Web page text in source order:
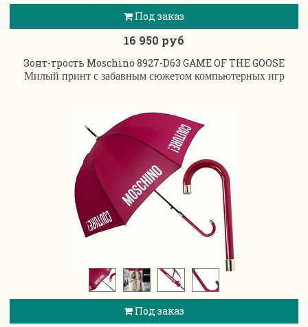
Под заказ
16 950 руб
Зонт-трость Moschino 8927-D63 GAME OF THE GOOSE
Милый принт с забавным сюжетом компьютерных игр
Под заказ